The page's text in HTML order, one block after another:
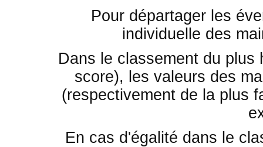
Pour départager les
individuelle des
Dans le classement du
score), les valeurs des
(respectivement de la plus
En cas d'égalité dans le